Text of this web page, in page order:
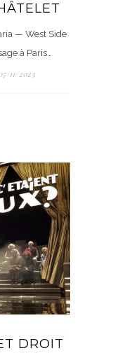
— West Side
à Paris…
11/2023
DROIT